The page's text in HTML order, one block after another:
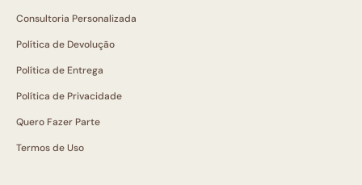
Consultoria Personalizada
Política de Devolução
Política de Entrega
Política de Privacidade
Quero Fazer Parte
Termos de Uso